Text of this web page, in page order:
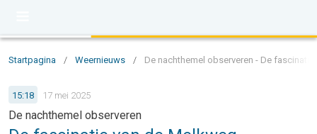
Startpagina / Weernieuws / De nachthemel observeren - De
15:18 17 mei 2025
De nachthemel observeren